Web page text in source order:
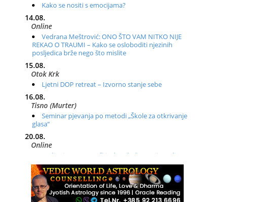
Kako se nositi s emocijama?
14.08.
Online
Vedrana Meštrović: ONO ŠTO VAM NITKO NIJE
REKAO O TRAUMI – Kako se osloboditi njezinih
posljedica brže nego što mislite
15.08.
Otok Krk
Ljetni DOP retreat – Izvorno stanje sebe
16.08.
Tisno (Murter)
Seminar pjevanja po metodi „Škole za otkrivanje
glasa“
20.08.
Online
Radionica: Pomagači iz drugih dimenzija Online –
otvoreno za sve
21.08.
Zagreb+Online
Osnovni ThetaHealing® tečaj, Zagreb i Online